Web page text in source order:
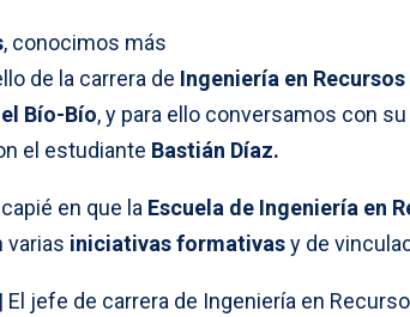
, conocimos más
de la carrera de Ingeniería en
Bío-Bío, y para ello conversamos con
el estudiante Bastián Díaz.
en que la Escuela de Ingeniería en
varias iniciativas formativasy de
| El jefe de carrera de Ingeniería en